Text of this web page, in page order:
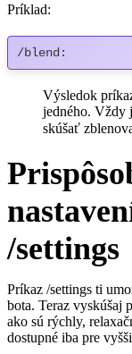
Príklad:
/blend:
Výsledok
jedného. Vždy
skúšať
/settings
Príkaz /settings ti
bota. Teraz vyskúšaj
ako sú rýchly,
dostupné iba pre